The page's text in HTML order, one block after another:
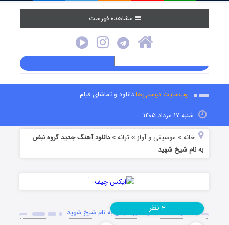
مشاهده فهرست
وب‌سایت دوستی‌هادانلود و تماشای فیلم
شنبه ۱۷ مرداد ۱۴۰۵
خانه » موسیقی و آواز »ترانه »دانلود آهنگ جدید گروه نبض
به نام شیخ شهید
دانلود آهنگ جدید گروه نبض به نام شیخ شهید
۳ نظر